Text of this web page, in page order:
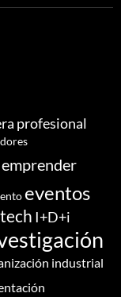
profesional
emprender
eventos
I+D+i
industrial